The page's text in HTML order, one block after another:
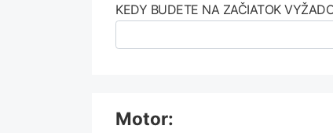
KEDY BUDETE NA ZAČIATOK
Motor: